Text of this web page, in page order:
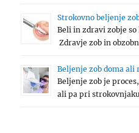
Strokovno beljenje
Beli in zdravi zobje
Zdravje zob in
Beljenje zob doma ali
Beljenje zob je
ali pa pri